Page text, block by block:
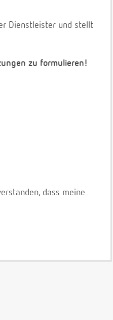
Dienstleister und stellt
zu formulieren!
dass meine